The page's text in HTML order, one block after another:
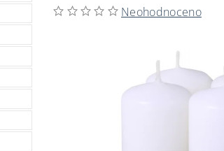
Neohodnoceno